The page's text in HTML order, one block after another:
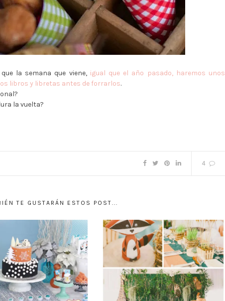
la semana que viene, igual que el año pasado, haremos unos
libros y libretas antes de forrarlos.
la vuelta?
4
TE GUSTARÁN ESTOS POST...